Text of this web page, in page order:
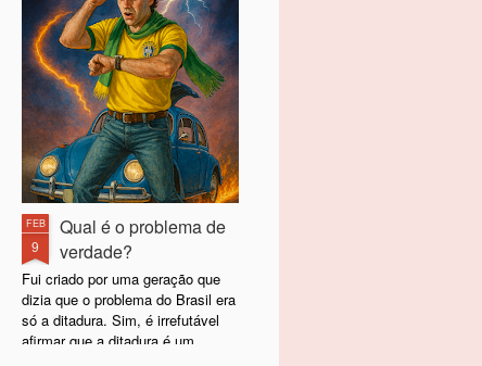
FEB
9
Qual é o problema de
verdade?
Fui criado por uma geração que
dizia que o problema do Brasil era
só a ditadura. Sim, é irrefutável
afirmar que a ditadura é um